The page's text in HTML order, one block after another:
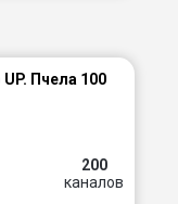
Пчела 100
200
каналов